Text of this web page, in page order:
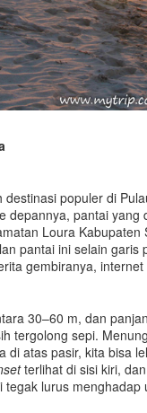
populer di
depannya, pantai
Loura
pantai ini selain garis
gembiranya,
30–60 m, dan
tergolong sepi.
di atas pasir, kita bisa
terlihat di sisi kiri, dan
lurus